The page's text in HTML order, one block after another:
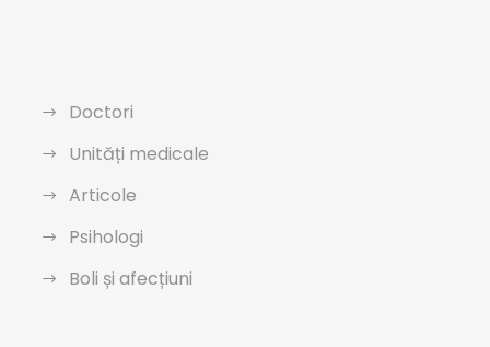
Doctori
Unități medicale
Articole
Psihologi
Boli și afecțiuni